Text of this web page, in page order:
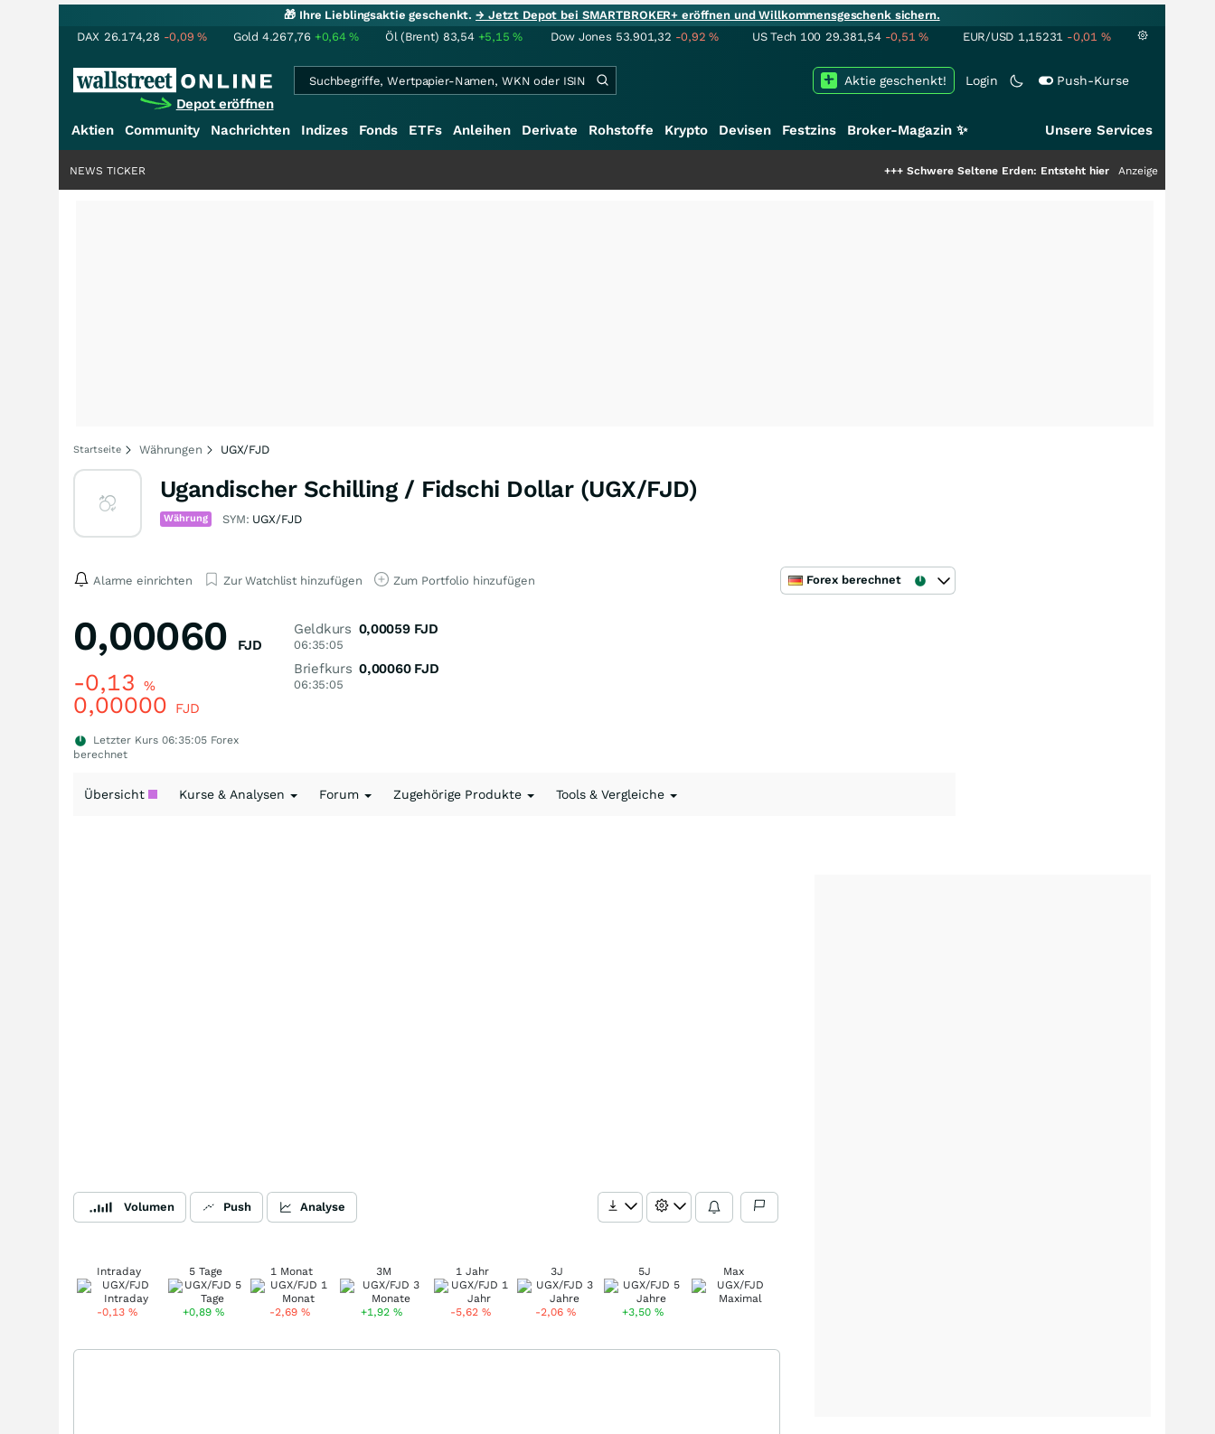
🎁 Ihre Lieblingsaktie geschenkt.→ Jetzt Depot bei SMARTBROKER+ eröffnen und Willkommensgeschenk sichern.
DAX 26.174,28 -0,09% Gold 4.267,76 +0,64% Öl (Brent) 83,54 +5,15% Dow Jones 53.901,32 -0,92% US Tech 100 29.381,54 -0,51% EUR/USD 1,15231 -0,01 %
Depot eröffnen
Login Push-Kurse
Aktie geschenkt!
Aktien Community Nachrichten Indizes Fonds ETFs Anleihen Derivate Rohstoffe Krypto Devisen Festzins Broker-Magazin ✨ Unsere Services
Schwere Seltene Erden: Entsteht hier die nächste Milliardenstory?
Anzeige
NEWS TICKER
Startseite Währungen UGX/FJD
Ugandischer Schilling / Fidschi Dollar (UGX/FJD)
Währung SYM: UGX/FJD
Alarme einrichten Zur Watchlist hinzufügen Zum Portfolio hinzufügen Forex berechnet
0,00060 FJD
-0,13 %
0,00000 FJD
Letzter Kurs 06:35:05 Forex
berechnet
Geldkurs
06:35:05
0,00059 FJD
Briefkurs
06:35:05
0,00060 FJD
Übersicht Kurse & Analysen Forum Zugehörige Produkte Tools & Vergleiche
Volumen Push Analyse
Intraday
-0,13 %
5 Tage
+0,89%
1 Monat
-2,69 %
3M
+1,92%
1 Jahr
-5,62 %
3J
-2,06 %
5J
+3,50 %
Max